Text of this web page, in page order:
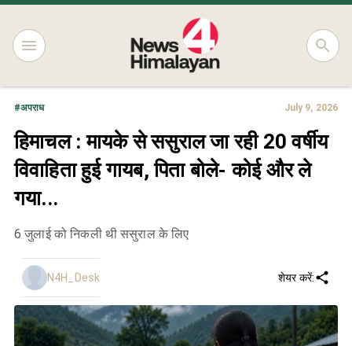
#अपराध July 9, 2026
हिमाचल : मायके से ससुराल जा रही 20 वर्षीय
विवाहिता हुई गायब, पिता बोले- कोई और ले
गया...
6 जुलाई को निकली थी ससुराल के लिए
N4H_Desk शेयर करें: